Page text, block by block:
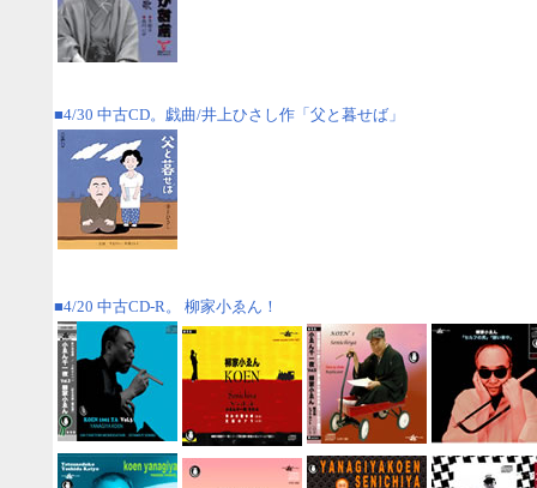
■4/30 中古CD。戯曲/井上ひさし作「父と暮せば」
■4/20 中古CD-R。 柳家小ゑん！